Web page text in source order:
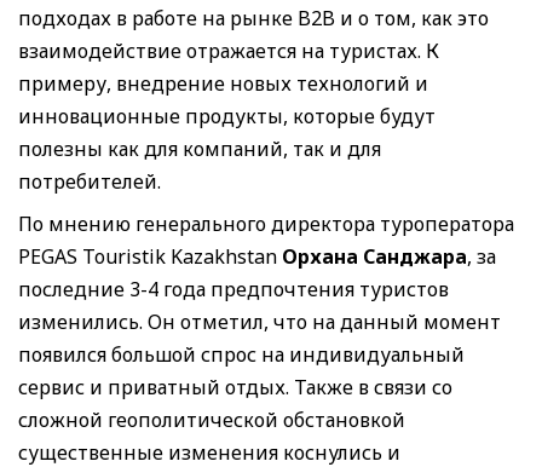
подходах в работе на рынке B2B и о том, как это
взаимодействие отражается на туристах. К
примеру, внедрение новых технологий и
инновационные продукты, которые будут
полезны как для компаний, так и для
потребителей.
По мнению генерального директора туроператора
PEGAS Touristik Kazakhstan Орхана Санджара, за
последние 3-4 года предпочтения туристов
изменились. Он отметил, что на данный момент
появился большой спрос на индивидуальный
сервис и приватный отдых. Также в связи со
сложной геополитической обстановкой
существенные изменения коснулись и